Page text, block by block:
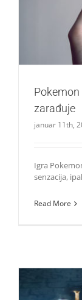
Pokemon
zarađuje
januar 11th,
Igra
senzacija,
Read More